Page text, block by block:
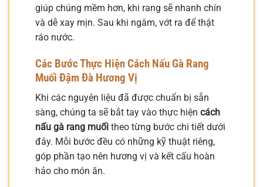
giúp chúng mềm hơn, khi rang sẽ nhanh chín
và dễ xay mịn. Sau khi ngâm, vớt ra để thật
ráo nước.
Các Bước Thực Hiện Cách Nấu Gà Rang
Muối Đậm Đà Hương Vị
Khi các nguyên liệu đã được chuẩn bị sẵn
sàng, chúng ta sẽ bắt tay vào thực hiện cách
nấu gà rang muối theo từng bước chi tiết dưới
đây. Mỗi bước đều có những kỹ thuật riêng,
góp phần tạo nên hương vị và kết cấu hoàn
hảo cho món ăn.